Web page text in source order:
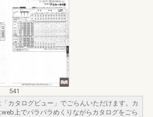
541
カタログビュー」でごらんいただけます。カ
上でパラパラめくりながらカタログをごら